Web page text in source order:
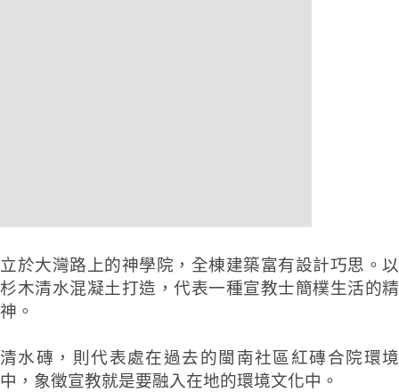
立於大灣路上的神學院，全棟建築富有設計巧思。以
杉木清水混凝土打造， 代表一種宣教士簡樸生活的精
神。
清水磚，則代表處在過去的閩南社區紅磚合院環境
中，象徵宣教就是要融入在地的環境文化中。